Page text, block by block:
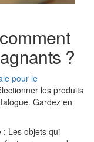
?
pour le
les produits
Gardez en
: Les objets qui